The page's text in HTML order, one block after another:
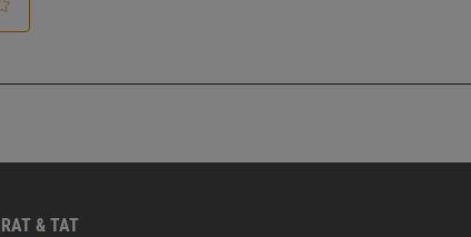
RAT & TAT